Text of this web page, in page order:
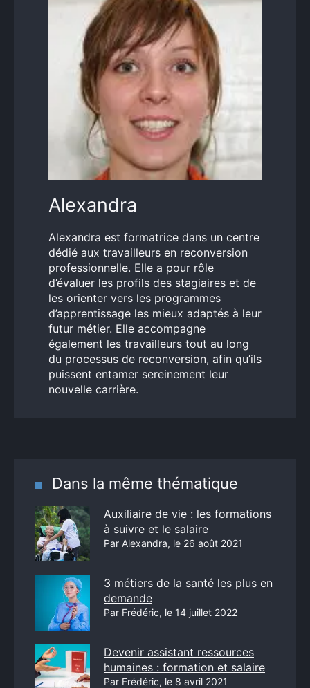
Alexandra
Alexandra est formatrice dans un centre
dédié aux travailleurs en reconversion
professionnelle. Elle a pour rôle
d’évaluer les profils des stagiaires et de
les orienter vers les programmes
d’apprentissage les mieux adaptés à leur
futur métier. Elle accompagne
également les travailleurs tout au long
du processus de reconversion, afin qu’ils
puissent entamer sereinement leur
nouvelle carrière.
Dans la même thématique
Auxiliaire de vie : les formations
à suivre et le salaire
Par Alexandra, le 26 août 2021
3 métiers de la santé les plus en
demande
Par Frédéric, le 14 juillet 2022
Devenir assistant ressources
humaines : formation et salaire
Par Frédéric, le 8 avril 2021